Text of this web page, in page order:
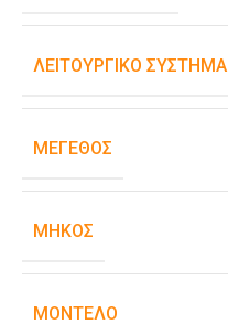
ΛΕΙΤΟΥΡΓΙΚΌ ΣΎΣΤΗΜΑ
ΜΈΓΕΘΟΣ
ΜΉΚΟΣ
ΜΟΝΤΈΛΟ